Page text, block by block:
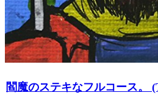
閻魔のステキなフルコース。